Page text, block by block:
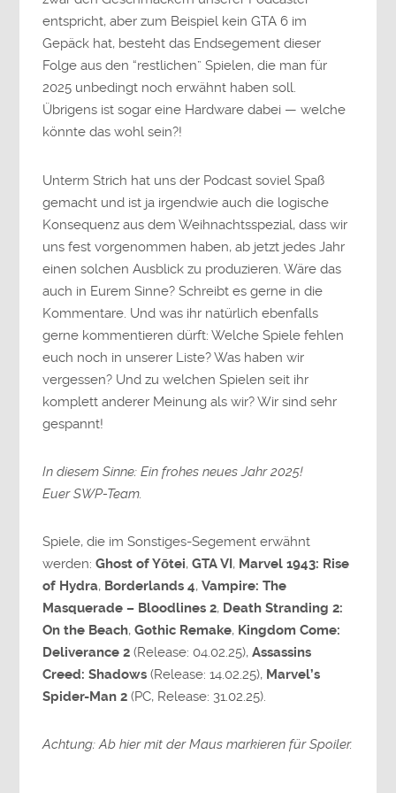
entspricht, aber zum Beispiel kein GTA 6 im
Gepäck hat, besteht das Endsegement dieser
Folge aus den “restlichen” Spielen, die man für
2025 unbedingt noch erwähnt haben soll.
Übrigens ist sogar eine Hardware dabei — welche
könnte das wohl sein?!
Unterm Strich hat uns der Podcast soviel Spaß
gemacht und ist ja irgendwie auch die logische
Konsequenz aus dem Weihnachtsspezial, dass wir
uns fest vorgenommen haben, ab jetzt jedes Jahr
einen solchen Ausblick zu produzieren. Wäre das
auch in Eurem Sinne? Schreibt es gerne in die
Kommentare. Und was ihr natürlich ebenfalls
gerne kommentieren dürft: Welche Spiele fehlen
euch noch in unserer Liste? Was haben wir
vergessen? Und zu welchen Spielen seit ihr
komplett anderer Meinung als wir? Wir sind sehr
gespannt!
In diesem Sinne: Ein frohes neues Jahr 2025!
Euer SWP-Team.
Spiele, die im Sonstiges-Segement erwähnt
werden:Ghost of Yōtei,GTA VI, Marvel 1943: Rise
of Hydra, Borderlands 4,Vampire: The
Masquerade – Bloodlines 2, Death Stranding 2:
On the Beach,Gothic Remake, Kingdom Come:
Deliverance 2 (Release: 04.02.25),Assassins
Creed: Shadows (Release: 14.02.25), Marvel’s
Spider-Man 2 (PC, Release: 31.02.25).
Achtung: Ab hier mit der Maus markieren für Spoiler.